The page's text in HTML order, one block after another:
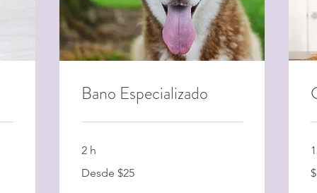
Bano Especializado
2 h
$25
Desde $25